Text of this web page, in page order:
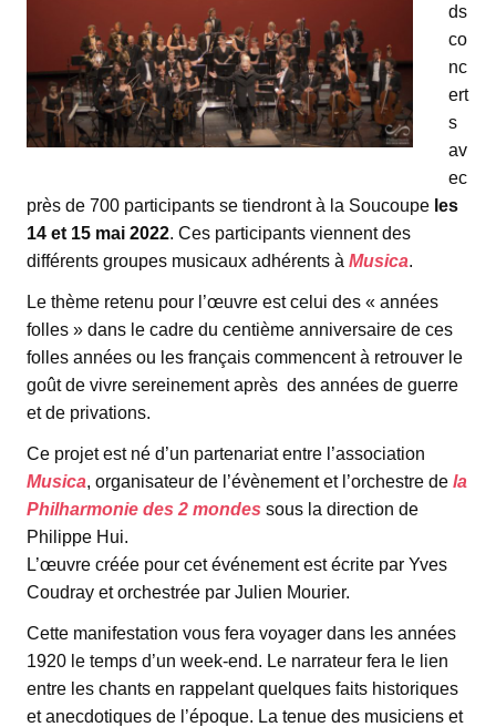
ds
co
nc
ert
s
av
ec
près de 700 participants se tiendront à la Soucoupe les
14 et 15 mai 2022. Ces participants viennent des
différents groupes musicaux adhérents à Musica.
Le thème retenu pour l’œuvre est celui des « années
folles » dans le cadre du centième anniversaire de ces
folles années ou les français commencent à retrouver le
goût de vivre sereinement après des années de guerre
et de privations.
Ce projet est né d’un partenariat entre l’association
Musica, organisateur de l’évènement et l’orchestre de la
Philharmonie des 2 mondes sous la direction de
Philippe Hui.
L’œuvre créée pour cet événement est écrite par Yves
Coudray et orchestrée par Julien Mourier.
Cette manifestation vous fera voyager dans les années
1920 le temps d’un week-end. Le narrateur fera le lien
entre les chants en rappelant quelques faits historiques
et anecdotiques de l’époque. La tenue des musiciens et